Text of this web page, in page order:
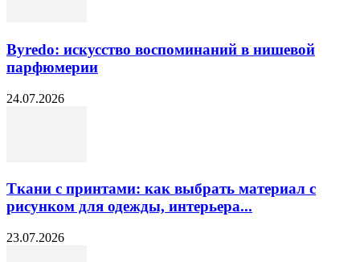
Byredo: искусство воспоминаний в нишевой
парфюмерии
24.07.2026
Ткани с принтами: как выбрать материал с
рисунком для одежды, интерьера...
23.07.2026